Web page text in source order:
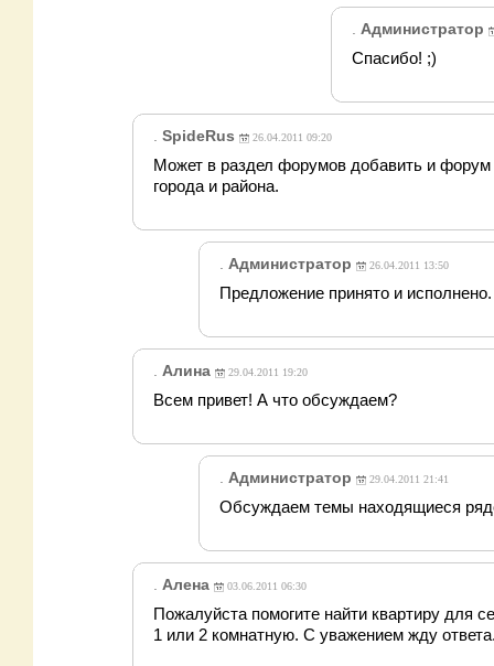
Администратор
Спасибо! ;)
SpideRus 26.04.2011 09:20
Может в раздел форумов добавить и
города и района.
Администратор 26.04.2011 13:50
Предложение принято и исполнено.
Алина 29.04.2011 19:20
Всем привет! А что обсуждаем?
Администратор 29.04.2011 21:41
Обсуждаем темы находящиеся
Алена 03.06.2011 06:30
Пожалуйста помогите найти квартиру для
1 или 2 комнатную. С уважением жду